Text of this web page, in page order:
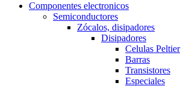
Componentes electronicos
Semiconductores
Zócalos, disipadores
Disipadores
Celulas Peltier
Barras
Transistores
Especiales